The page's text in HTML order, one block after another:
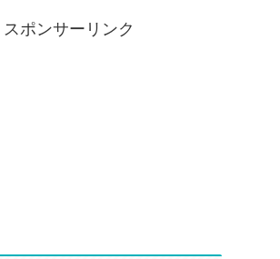
スポンサーリンク